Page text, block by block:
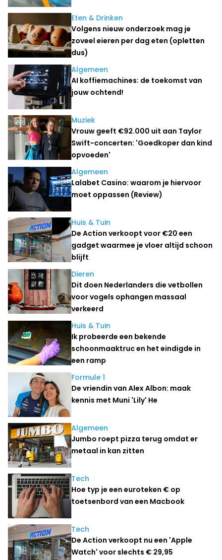
Eten & Drinken
Volgens nieuw onderzoek mag je
zoveel eieren per dag eten (opletten
dus)
Algemeen
AI koffiemachines: de toekomst van
jouw ochtend!
Muziek
Vrouw geeft €92.000 uit aan Taylor
Swift-concerten: 'Goedkoper dan kind
opvoeden'
Algemeen
Lalabet Casino: waarom je hiervoor
moet oppassen (Review)
Huis & Tuin
De Action verkoopt voor €20 een
gadget waarmee je vloer altijd schoon
blijft
Dieren
Dit doen Nederlanders die vetbollen
voor vogels ophangen massaal
verkeerd
Huis & Tuin
Ik probeerde een bekende
schoonmaaktruc en het eindigde in
een ramp
Formule 1
De vriendin van Alex Albon: maak
kennis met Muni 'Lily' He
Algemeen
Jumbo roept pizza terug omdat er
metaal in kan zitten
Tech
Hoe typ je een euroteken € op
toetsenbord van een Macbook
Tech
De Action verkoopt nu een 'Apple
Watch' voor slechts € 29,95